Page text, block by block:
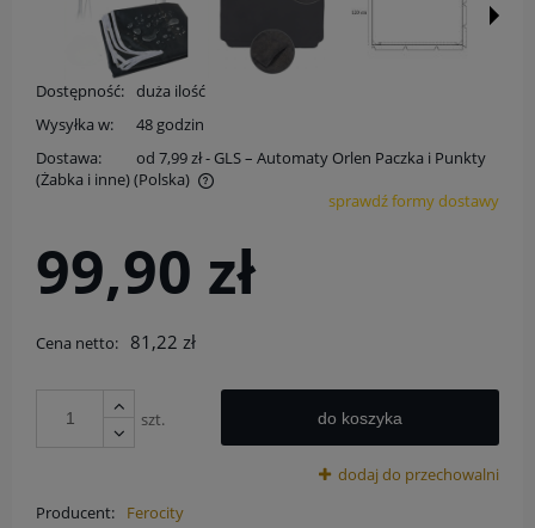
Dostępność: duża ilość
Wysyłka w:
48 godzin
Dostawa:
od 7,99 zł- GLS – Automaty Orlen Paczka i Punkty
(Żabka i inne)(Polska)
Cena nie zawiera ewentualnych kosztów płatnościsprawdź formy dostawy
99,90 zł
Cena netto: 81,22 zł
szt. do koszyka
dodaj do przechowalni
Producent:
Ferocity